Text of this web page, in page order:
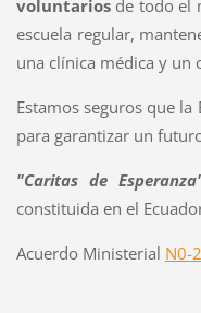
voluntariosde todo el
escuela regular,
una clínica médica y un
Estamos seguros que
para garantizar un
"Caritas de
constituida en el
Acuerdo Ministerial N0-